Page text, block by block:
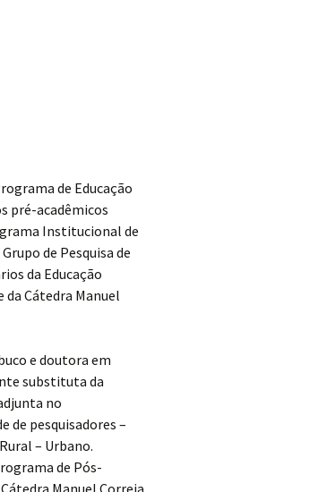
de Educação
pré-acadêmicos
Institucional de
de Pesquisa de
da Educação
Cátedra Manuel
e doutora em
substituta da
no
de pesquisadores –
– Urbano.
de Pós-
Manuel Correia